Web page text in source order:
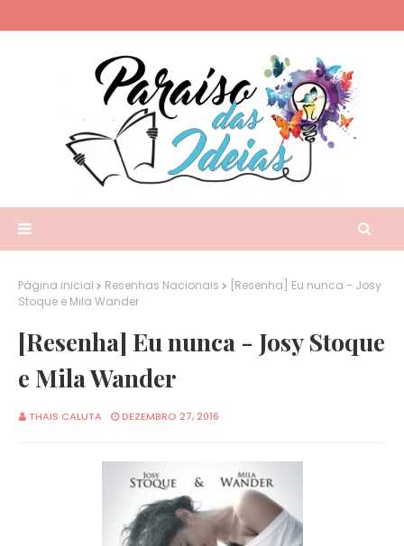
Página inicial Resenhas Nacionais
[Resenha] Eu nunca - Josy
Stoque e Mila Wander
[Resenha] Eu nunca - Josy Stoque
e Mila Wander
THAIS CALUTA DEZEMBRO 27, 2016